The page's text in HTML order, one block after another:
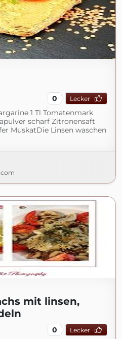
0 Lecker
1 Tl Tomatenmark
scharf Zitronensaft
MuskatDie Linsen waschen
mit linsen,
0 Lecker